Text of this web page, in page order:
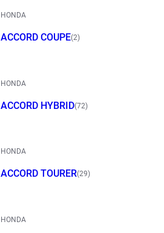
HONDA
ACCORD COUPE(2)
HONDA
ACCORD HYBRID(72)
HONDA
ACCORD TOURER(29)
HONDA